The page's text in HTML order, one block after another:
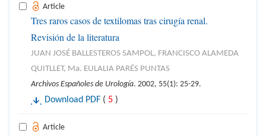
Article
Tres raros casos de textilomas tras cirugía renal.
Revisión de la literatura
JUAN JOSÉ BALLESTEROS SAMPOL, FRANCISCO ALAMEDA
QUITLLET, Ma. EULALIA PARÉS PUNTAS
Archivos Españoles de Urología. 2002, 55(1): 25-29.
Download PDF ( 5 )
Article